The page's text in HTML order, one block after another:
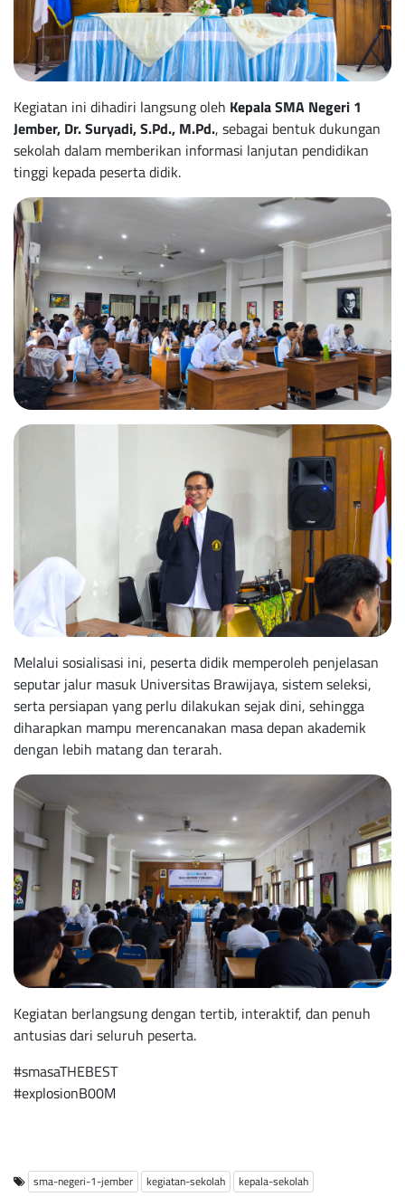
Kegiatan ini dihadiri langsung oleh Kepala SMA Negeri 1
Jember, Dr. Suryadi, S.Pd., M.Pd., sebagai bentuk dukungan
sekolah dalam memberikan informasi lanjutan pendidikan
tinggi kepada peserta didik.
Melalui sosialisasi ini, peserta didik memperoleh penjelasan
seputar jalur masuk Universitas Brawijaya, sistem seleksi,
serta persiapan yang perlu dilakukan sejak dini, sehingga
diharapkan mampu merencanakan masa depan akademik
dengan lebih matang dan terarah.
Kegiatan berlangsung dengan tertib, interaktif, dan penuh
antusias dari seluruh peserta.
#smasaTHEBEST
#explosionB00M
sma-negeri-1-jember kegiatan-sekolah kepala-sekolah